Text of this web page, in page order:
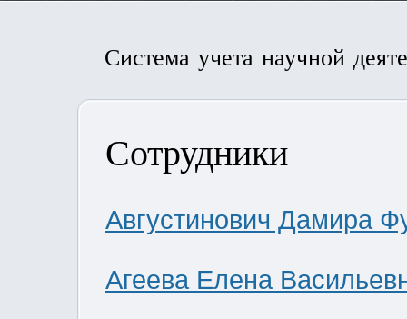
Система учета научной
Сотрудники
Августинович Дамира
Агеева Елена